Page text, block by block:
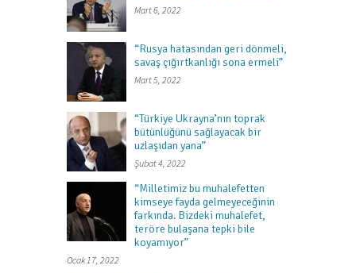
Mart 6, 2022
“Rusya hatasından geri dönmeli,
savaş çığırtkanlığı sona ermeli”
Mart 5, 2022
“Türkiye Ukrayna’nın toprak
bütünlüğünü sağlayacak bir
uzlaşıdan yana”
Şubat 4, 2022
“Milletimiz bu muhalefetten
kimseye fayda gelmeyeceğinin
farkında. Bizdeki muhalefet,
teröre bulaşana tepki bile
koyamıyor”
Ocak 17, 2022